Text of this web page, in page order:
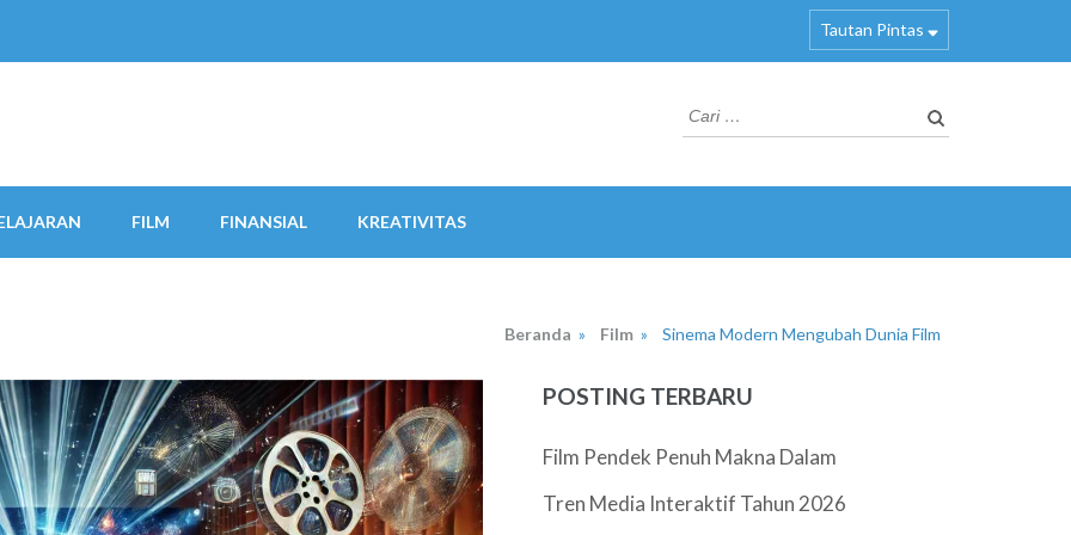
Tautan Pintas
Cari
untuk:
FILM FINANSIAL KREATIVITAS
Beranda » Film » Sinema Modern Mengubah Dunia Film
POSTING TERBARU
Film Pendek Penuh Makna Dalam
Tren Media Interaktif Tahun 2026